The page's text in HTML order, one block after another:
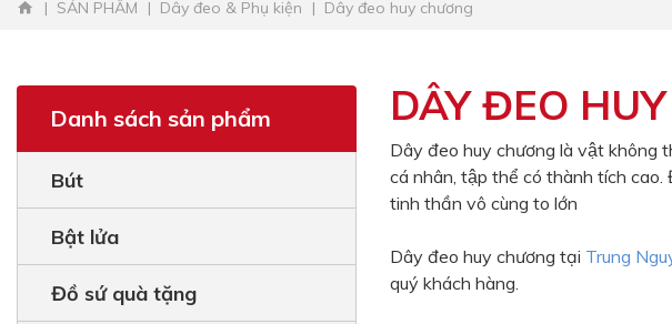
SẢN PHẨM Dây đeo & Phụ kiện Dây đeo huy chương
Danh sách sản phẩm
Bút
Bật lửa
Đồ sứ quà tặng
DÂY ĐEO
Dây đeo huy chương là vật không
cá nhân, tập thể có thành tích
tinh thần vô cùng to lớn
Dây đeo huy chương tại Trung
quý khách hàng.